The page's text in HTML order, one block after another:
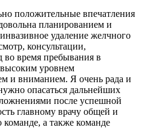
положительные впечатления
планированием и
удаление желчного
консультации,
во время пребывания в
высоким уровнем
и вниманием. Я очень рада и
опасаться дальнейших
после успешной
главному врачу общей и
а также команде